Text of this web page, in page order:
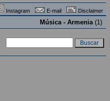
Instagram E-mail Disclaimer
Música - Armenia(1)